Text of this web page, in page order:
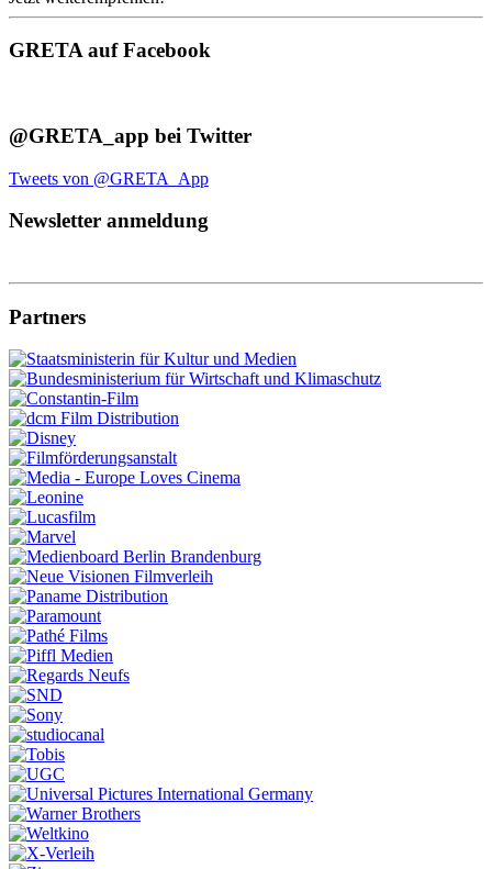
GRETA auf Facebook
@GRETA_app bei Twitter
Tweets von @GRETA_App
Newsletter anmeldung
Partners